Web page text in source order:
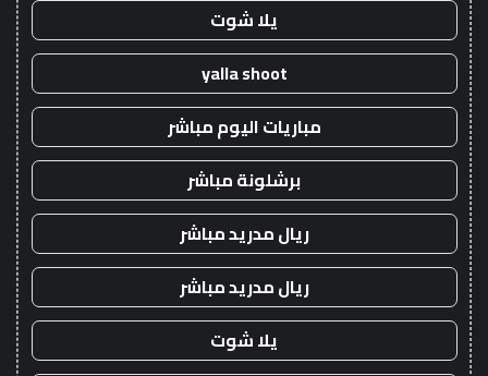
يلا شوت
yalla shoot
مباريات اليوم مباشر
برشلونة مباشر
ريال مدريد مباشر
ريال مدريد مباشر
يلا شوت